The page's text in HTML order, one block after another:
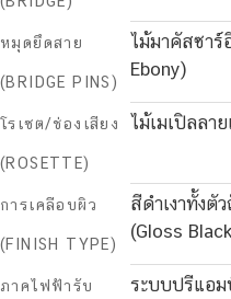
หมุดยึดสาย
(BRIDGE PINS)
ไม้มาคัสซาร์
Ebony)
โรเซต/ช่องเสียง
(ROSETTE)
ไม้เมเปิลลา
การเคลือบผิว
(FINISH TYPE)
สีดำเงาทั้งตั
(Gloss
ภาคไฟฟ้ารับ
ระบบปรีแอม